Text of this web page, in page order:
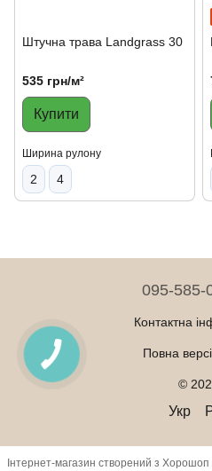
Штучна трава Landgrass 30
535 грн/м²
Купити
Ширина рулону
2 4
095-585-
Контактна
Повна
©
Укр
Інтернет-магазин створений з Хорошоп